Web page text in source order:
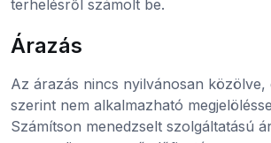
terhelésről számolt be.
Árazás
Az árazás nincs nyilvánosan közölve,
szerint nem alkalmazható
Számítson menedzselt szolgáltatású